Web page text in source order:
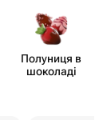
Полуниця в
шоколаді